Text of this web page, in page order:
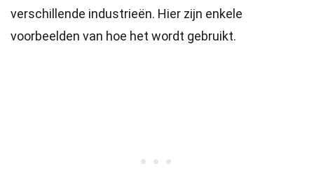
verschillende industrieën. Hier zijn enkele
voorbeelden van hoe het wordt gebruikt.